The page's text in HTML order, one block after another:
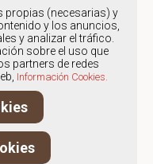
se
48 horas;
en fin de
enviará a
propias (necesarias) y
y los anuncios,
y analizar el tráfico.
sobre el uso que
partners de redes
Información Cookies.